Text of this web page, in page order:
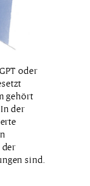
oder
gehört
der
der
sind.